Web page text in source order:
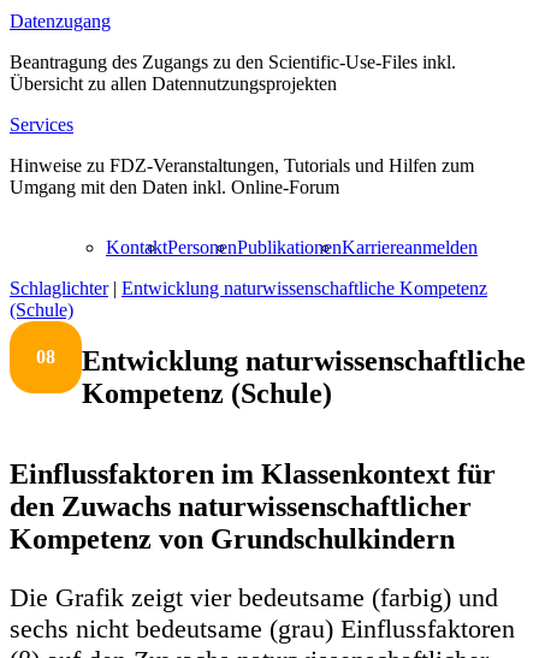
Datenzugang
Beantragung des Zugangs zu den Scientific-Use-Files inkl.
Übersicht zu allen Datennutzungsprojekten
Services
Hinweise zu FDZ-Veranstaltungen, Tutorials und Hilfen zum
Umgang mit den Daten inkl. Online-Forum
KontaktPersonenPublikationenKarriereanmelden
Schlaglichter| Entwicklung naturwissenschaftliche Kompetenz
(Schule)
08
Entwicklung naturwissenschaftliche
Kompetenz (Schule)
Einflussfaktoren im Klassenkontext für
den Zuwachs naturwissenschaftlicher
Kompetenz von Grundschulkindern
Die Grafik zeigt vier bedeutsame (farbig) und
sechs nicht bedeutsame (grau) Einflussfaktoren